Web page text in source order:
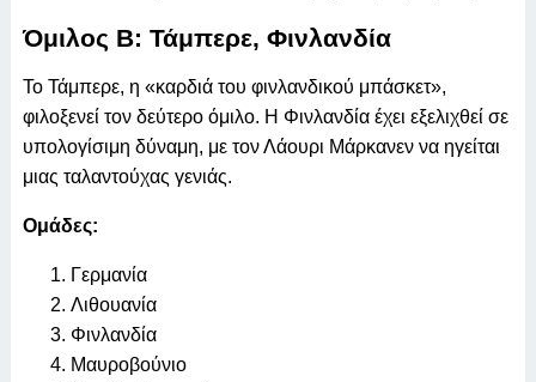
Όμιλος Β: Τάμπερε, Φινλανδία
Το Τάμπερε, η «καρδιά του φινλανδικού μπάσκετ»,
φιλοξενεί τον δεύτερο όμιλο. Η Φινλανδία έχει εξελιχθεί σε
υπολογίσιμη δύναμη, με τον Λάουρι Μάρκανεν να ηγείται
μιας ταλαντούχας γενιάς.
Ομάδες:
Γερμανία
Λιθουανία
Φινλανδία
Μαυροβούνιο